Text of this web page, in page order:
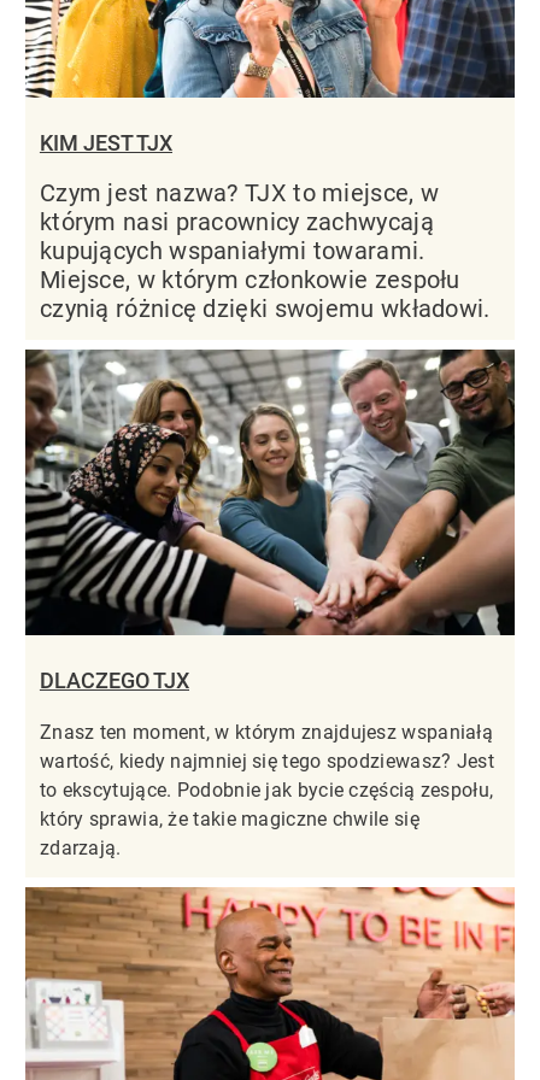
KIM JEST TJX
Czym jest nazwa? TJX to miejsce, w
którym nasi pracownicy zachwycają
kupujących wspaniałymi towarami.
Miejsce, w którym członkowie zespołu
czynią różnicę dzięki swojemu wkładowi.
DLACZEGO TJX
Znasz ten moment, w którym znajdujesz wspaniałą
wartość, kiedy najmniej się tego spodziewasz? Jest
to ekscytujące. Podobnie jak bycie częścią zespołu,
który sprawia, że takie magiczne chwile się
zdarzają.